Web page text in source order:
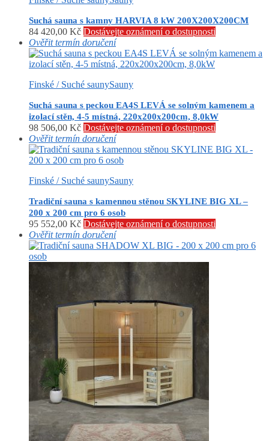
Suchá sauna s kamny HARVIA 8 kW 200X200X200CM
84 420,00 Kč Dostávejte oznámení o dostupnosti
Ověřit termín doručení
Finské / Suché saunySauny
Suchá sauna s peckou EA4S LEVÁ se solným kamenem a
izolací stěn, 4-5 místná, 220x200x200cm, 8,0kW
98 506,00 Kč Dostávejte oznámení o dostupnosti
Ověřit termín doručení
Finské / Suché saunySauny
Tradiční sauna s kamennou stěnou SKYLINE BIG XL –
200 x 200 cm pro 6 osob
95 552,00 Kč Dostávejte oznámení o dostupnosti
Ověřit termín doručení